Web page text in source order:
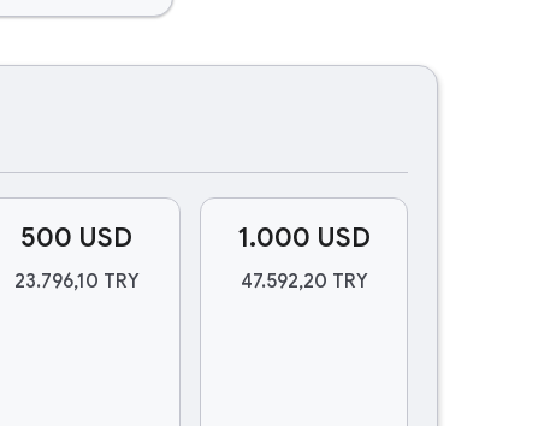
500 USD
23.796,10 TRY
1.000 USD
47.592,20 TRY